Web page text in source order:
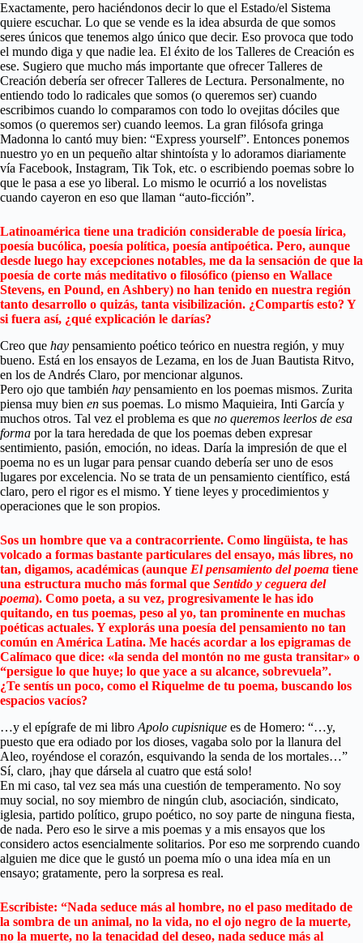
Exactamente, pero haciéndonos decir lo que el Estado/el Sistema
quiere escuchar. Lo que se vende es la idea absurda de que somos
seres únicos que tenemos algo único que decir. Eso provoca que todo
el mundo diga y que nadie lea. El éxito de los Talleres de Creación es
ese. Sugiero que mucho más importante que ofrecer Talleres de
Creación debería ser ofrecer Talleres de Lectura. Personalmente, no
entiendo todo lo radicales que somos (o queremos ser) cuando
escribimos cuando lo comparamos con todo lo ovejitas dóciles que
somos (o queremos ser) cuando leemos. La gran filósofa gringa
Madonna lo cantó muy bien: “Express yourself”. Entonces ponemos
nuestro yo en un pequeño altar shintoísta y lo adoramos diariamente
vía Facebook, Instagram, Tik Tok, etc. o escribiendo poemas sobre lo
que le pasa a ese yo liberal. Lo mismo le ocurrió a los novelistas
cuando cayeron en eso que llaman “auto-ficción”.
Latinoamérica tiene una tradición considerable de poesía lírica,
poesía bucólica, poesía política, poesía antipoética. Pero, aunque
desde luego hay excepciones notables, me da la sensación de que la
poesía de corte más meditativo o filosófico (pienso en Wallace
Stevens, en Pound, en Ashbery) no han tenido en nuestra región
tanto desarrollo o quizás, tanta visibilización. ¿Compartís esto? Y
si fuera así, ¿qué explicación le darías?
Creo que hay pensamiento poético teórico en nuestra región, y muy
bueno. Está en los ensayos de Lezama, en los de Juan Bautista Ritvo,
en los de Andrés Claro, por mencionar algunos.
Pero ojo que también hay pensamiento en los poemas mismos. Zurita
piensa muy bien en sus poemas. Lo mismo Maquieira, Inti García y
muchos otros. Tal vez el problema es que no queremos leerlos de esa
forma por la tara heredada de que los poemas deben expresar
sentimiento, pasión, emoción, no ideas. Daría la impresión de que el
poema no es un lugar para pensar cuando debería ser uno de esos
lugares por excelencia. No se trata de un pensamiento científico, está
claro, pero el rigor es el mismo. Y tiene leyes y procedimientos y
operaciones que le son propios.
Sos un hombre que va a contracorriente. Como lingüista, te has
volcado a formas bastante particulares del ensayo, más libres, no
tan, digamos, académicas (aunque El pensamiento del poema tiene
una estructura mucho más formal que Sentido y ceguera del
poema). Como poeta, a su vez, progresivamente le has ido
quitando, en tus poemas, peso al yo, tan prominente en muchas
poéticas actuales. Y explorás una poesía del pensamiento no tan
común en América Latina. Me hacés acordar a los epigramas de
Calímaco que dice: «la senda del montón no me gusta transitar» o
“persigue lo que huye; lo que yace a su alcance, sobrevuela”.
¿Te sentís un poco, como el Riquelme de tu poema, buscando los
espacios vacíos?
…y el epígrafe de mi libro Apolo cupisnique es de Homero: “…y,
puesto que era odiado por los dioses, vagaba solo por la llanura del
Aleo, royéndose el corazón, esquivando la senda de los mortales…”
Sí, claro, ¡hay que dársela al cuatro que está solo!
En mi caso, tal vez sea más una cuestión de temperamento. No soy
muy social, no soy miembro de ningún club, asociación, sindicato,
iglesia, partido político, grupo poético, no soy parte de ninguna fiesta,
de nada. Pero eso le sirve a mis poemas y a mis ensayos que los
considero actos esencialmente solitarios. Por eso me sorprendo cuando
alguien me dice que le gustó un poema mío o una idea mía en un
ensayo; gratamente, pero la sorpresa es real.
Escribiste: “Nada seduce más al hombre, no el paso meditado de
la sombra de un animal, no la vida, no el ojo negro de la muerte,
no la muerte, no la tenacidad del deseo, nada seduce más al